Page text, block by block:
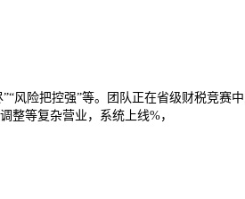
险把控强”等。团队正在省级财税竞赛
整等复杂营业，系统上线%，